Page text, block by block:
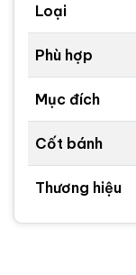
Loại
Phù hợp
Mục đích
Cốt bánh
Thương hiệu